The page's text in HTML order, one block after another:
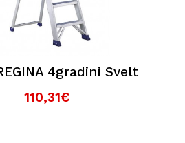
4gradini Svelt
110,31€